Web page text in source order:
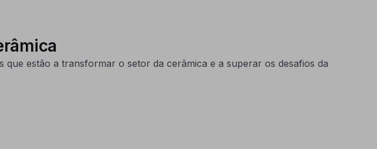
estão a transformar o setor da cerâmica e a superar os desafios da